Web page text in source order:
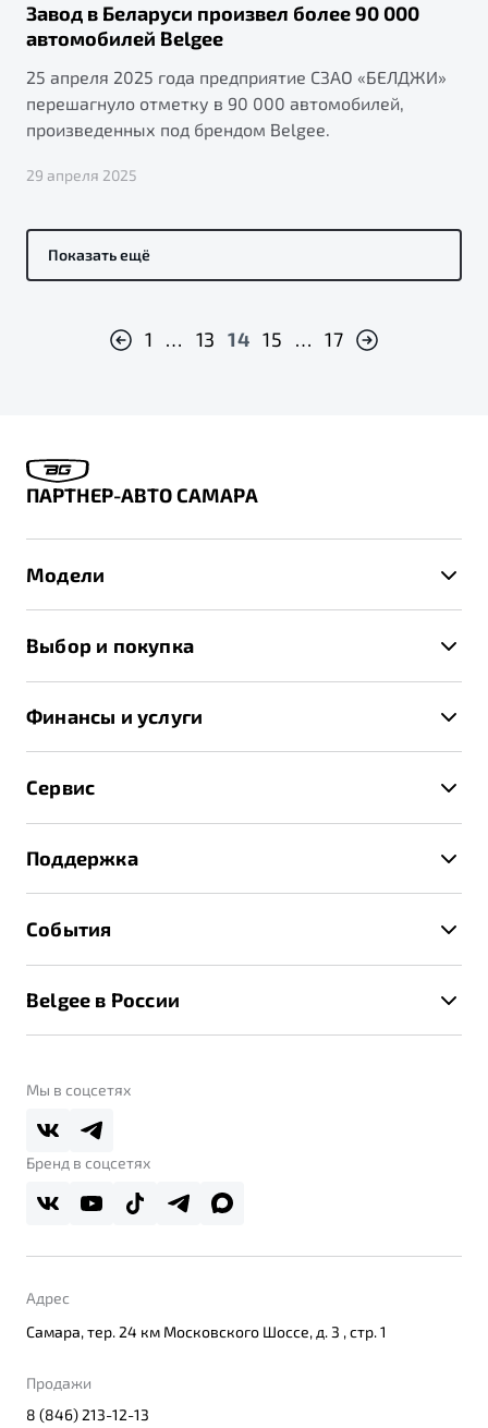
Завод в Беларуси произвел более 90 000
автомобилей Belgee
25 апреля 2025 года предприятие СЗАО «БЕЛДЖИ»
перешагнуло отметку в 90 000 автомобилей,
произведенных под брендом Belgee.
29 апреля 2025
Показать ещё
1 … 13 14 15 … 17
ПАРТНЕР-АВТО САМАРА
Модели
X70
Выбор и покупка
Спецпредложения и Акции
Записаться на тест-драйв
Получить предложение
Финансы и услуги
Трейд-ин
Страхование
Расчет КАСКО
Сервис
Руководство по эксплуатации
Техническое обслуживание
Калькулятор ТО
Поддержка
Помощь на дорогах
Belgee Линк
Belgee Плюс
Реферальная программа
События
Контакты
Belgee в России
О дилерском центре
Правовая информация
Мы в соцсетях
Бренд в соцсетях
Адрес
Самара, тер. 24 км Московского Шоссе, д. 3 , стр. 1
Продажи
8 (846) 213-12-13